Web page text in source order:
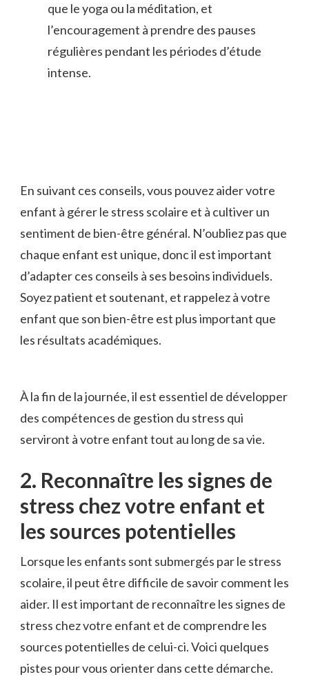
que le yoga ou la méditation, et
l’encouragement à prendre des pauses
régulières pendant les périodes d’étude
intense.
En suivant⁢ ces conseils, vous pouvez⁤ aider votre
enfant à gérer‍ le stress scolaire et ‍à cultiver un
sentiment ⁤de bien-être général. N’oubliez pas que
chaque‍ enfant est unique, donc il est important
d’adapter ces conseils ​à ses besoins individuels.
Soyez patient et soutenant, et rappelez à votre
enfant que son ‌bien-être est plus important que
les résultats académiques.
À la fin ⁣de la journée, il est essentiel de‌ développer
des compétences de gestion‌ du ⁤stress qui
serviront à votre enfant tout ‍au long de sa vie.
2. Reconnaître‍ les signes de
stress chez votre enfant et
⁤les sources​ potentielles
Lorsque les enfants sont submergés par le stress
scolaire, il peut être difficile de savoir comment les
aider. Il est important de reconnaître les signes de
stress ‍chez votre ‍enfant et de comprendre ⁣les
sources potentielles de ​celui-ci. Voici ⁤quelques
pistes pour vous orienter dans cette démarche.